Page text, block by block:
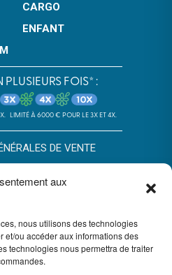
aux
nous utilisons des technologies
et/ou accéder aux informations des
technologies nous permettra de traiter
CARGO
ENFANT
PLUSIEURS FOIS* :
LIMITÉ À 6000 € POUR LE 3X ET 4X.
DE VENTE
DU DOSSIER PAR FLOA. SA AU
FAURE 33300 BORDEAUX,
LE N°07028160. SOUMISE AU
CONTRÔLE PRUDENTIEL ET DE
CS 92459, 75436 PARIS.
DE RÉTRACTATION. VOIR